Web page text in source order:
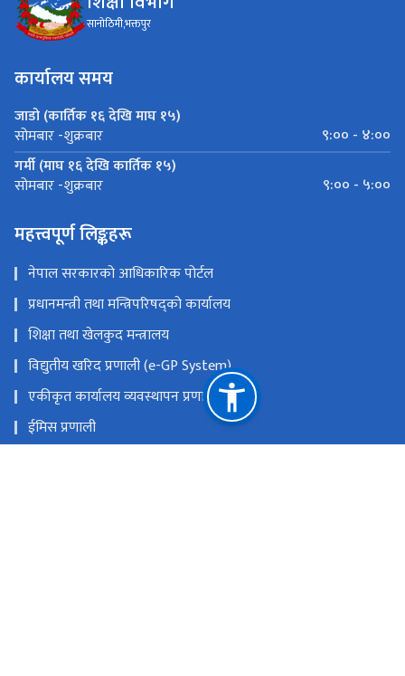
सानोठिमी,भक्तपुर
कार्यालय समय
जाडो (कार्तिक १६ देखि माघ १५)
सोमबार -शुक्रबार
९:०० - ४:००
गर्मी (माघ १६ देखि कार्तिक १५)
सोमबार -शुक्रबार ९:०० - ५:००
महत्त्वपूर्ण लिङ्कहरू
नेपाल सरकारको आधिकारिक पोर्टल
प्रधानमन्त्री तथा मन्त्रिपरिषद्को कार्यालय
शिक्षा तथा खेलकुद मन्त्रालय
विद्युतीय खरिद प्रणाली (e-GP System)
एकीकृत कार्यालय व्यवस्थापन प्रणाली
ईमिस प्रणाली